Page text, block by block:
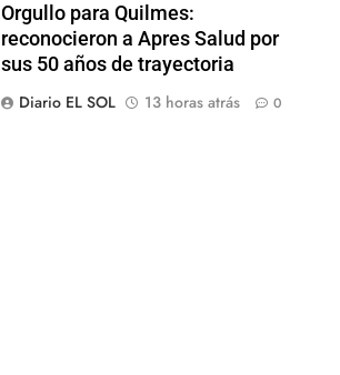
Orgullo para Quilmes:
reconocieron a Apres Salud por
sus 50 años de trayectoria
Diario EL SOL
13 horas atrás 0